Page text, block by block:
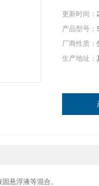
适用于预
更新时间：
产品型号：
厂商性质：
生产地址：
悬浮液等混合。